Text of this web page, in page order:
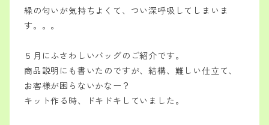
緑の匂いが気持ちよくて、つい深呼吸してしまいま
す。。。
５月にふさわしいバッグのご紹介です。
商品説明にも書いたのですが、結構、難しい仕立て、
お客様が困らないかなー？
キット作る時、ドキドキしていました。